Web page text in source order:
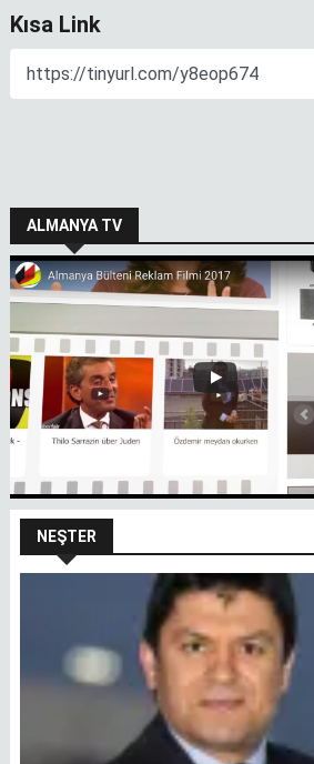
Kısa Link
ALMANYA TV
NEŞTER